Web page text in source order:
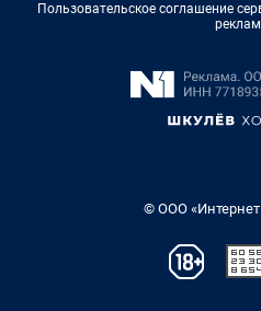
Пользовательское соглашение
© ООО «Интернет